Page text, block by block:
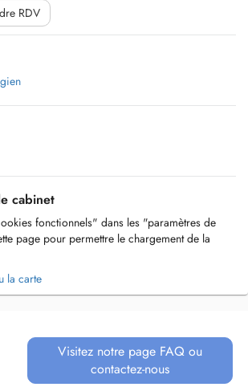
RDV
cabinet
fonctionnels" dans les "paramètres de
page pour permettre le chargement de la
la carte
Visitez notre page FAQ ou
contactez-nous